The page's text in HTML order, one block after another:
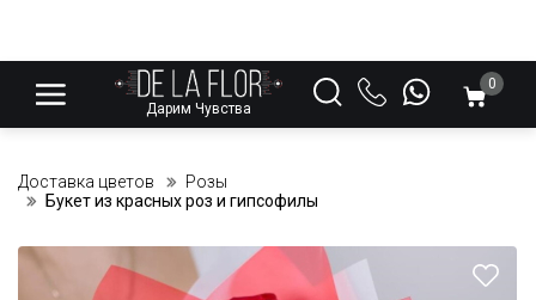
Дарим Чувства
0
Доставка цветов
Розы
Букет из красных роз и гипсофилы